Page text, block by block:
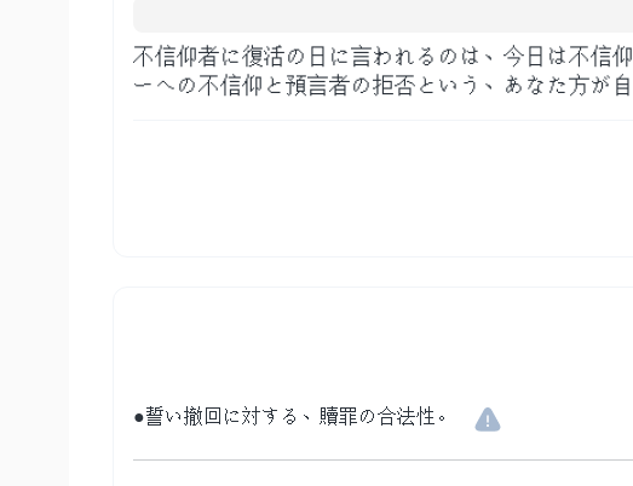
不信仰者に復活の日に言われるのは、今日は不信
ーへの不信仰と預言者の拒否という、あなた方が
●誓い撤回に対する、贖罪の合法性。